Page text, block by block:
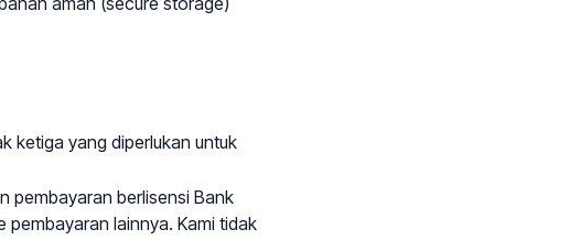
ketiga yang diperlukan untuk
pembayaran berlisensi Bank
pembayaran lainnya. Kami tidak